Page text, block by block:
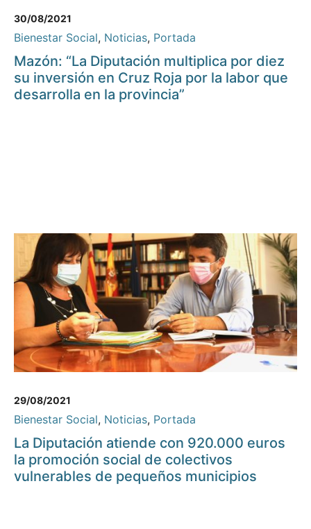
30/08/2021
Bienestar Social, Noticias, Portada
Mazón: “La Diputación multiplica por diez
su inversión en Cruz Roja por la labor que
desarrolla en la provincia”
29/08/2021
Bienestar Social, Noticias, Portada
La Diputación atiende con 920.000 euros
la promoción social de colectivos
vulnerables de pequeños municipios